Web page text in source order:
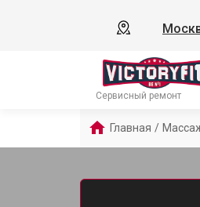
Сервисный ремонт
Главная /